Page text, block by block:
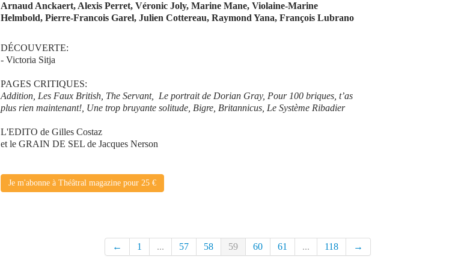
Arnaud Anckaert, Alexis Perret, Véronic Joly, Marine Mane, Violaine-Marine
Helmbold, Pierre-Francois Garel, Julien Cottereau, Raymond Yana, François Lubrano
DÉCOUVERTE:
- Victoria Sitja
PAGES CRITIQUES:
Addition, Les Faux British, The Servant, Le portrait de Dorian Gray, Pour 100 briques, t’as
plus rien maintenant!, Une trop bruyante solitude, Bigre, Britannicus, Le Système Ribadier
L'EDITO de Gilles Costaz
et le GRAIN DE SEL de Jacques Nerson
Je m'abonne à Théâtral magazine pour 25 €
← 1 ... 57 58 59 60 61 ... 118 →